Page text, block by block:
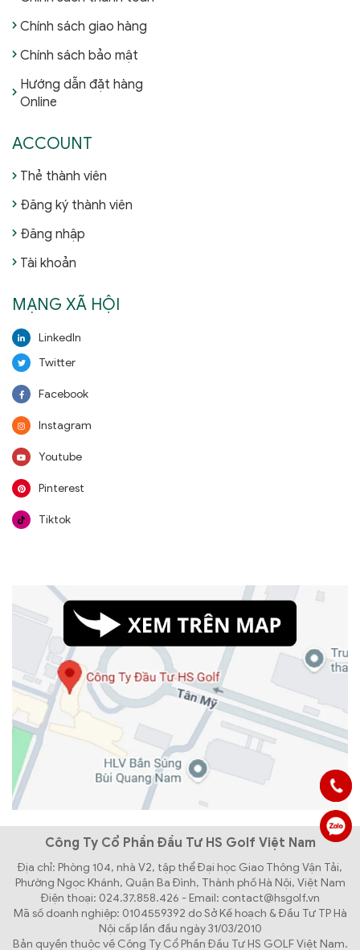
Chính sách giao hàng
Chính sách bảo mật
Hướng dẫn đặt hàng
Online
ACCOUNT
Thẻ thành viên
Đăng ký thành viên
Đăng nhập
Tài khoản
MẠNG XÃ HỘI
LinkedIn
Twitter
Facebook
Instagram
Youtube
Pinterest
Tiktok
Công Ty Cổ Phần Đầu Tư HS Golf Việt Nam
Địa chỉ: Phòng 104, nhà V2, tập thể Đại học Giao Thông Vận Tải,
Phường Ngọc Khánh, Quận Ba Đình, Thành phố Hà Nội, Việt Nam
Điện thoại: 024.37.858.426 - Email: contact@hsgolf.vn
Mã số doanh nghiệp: 0104559392 do Sở Kế hoạch & Đầu Tư TP Hà
Nội cấp lần đầu ngày 31/03/2010
Bản quyền thuộc về Công Ty Cổ Phần Đầu Tư HS GOLF Việt Nam.